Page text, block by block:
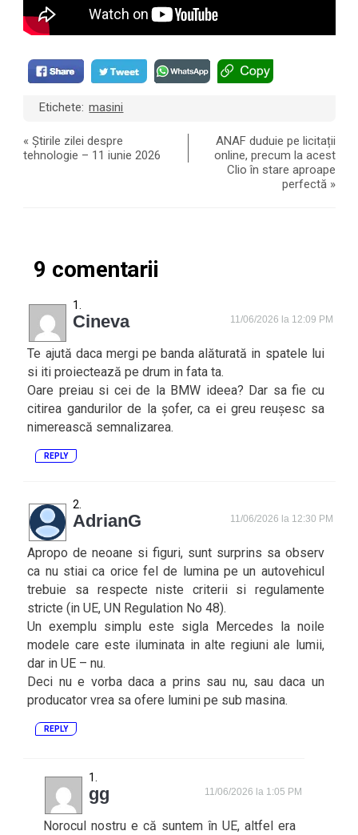
Etichete: masini
«Știrile zilei despre
tehnologie – 11 iunie 2026
ANAF duduie pe licitații
online, precum la acest
Clio în stare aproape
perfectă »
9 comentarii
Cineva 11/06/2026 la 12:09 PM
Te ajută daca mergi pe banda alăturată in spatele lui
si iti proiectează pe drum in fata ta.
Oare preiau si cei de la BMW ideea? Dar sa fie cu
citirea gandurilor de la șofer, ca ei greu reușesc sa
nimerească semnalizarea.
REPLY
AdrianG 11/06/2026 la 12:30 PM
Apropo de neoane si figuri, sunt surprins sa observ
ca nu stiai ca orice fel de lumina pe un autovehicul
trebuie sa respecte niste criterii si regulamente
stricte (in UE, UN Regulation No 48).
Un exemplu simplu este sigla Mercedes la noile
modele care este iluminata in alte regiuni ale lumii,
dar in UE – nu.
Deci nu e vorba daca a prins sau nu, sau daca un
producator vrea sa ofere lumini pe sub masina.
REPLY
gg 11/06/2026 la 1:05 PM
Norocul nostru e că suntem în UE, altfel era